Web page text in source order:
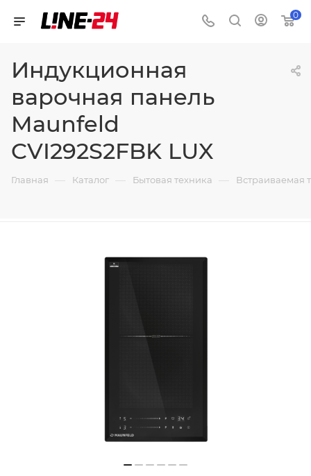
0
Индукционная
варочная панель
Maunfeld
CVI292S2FBK LUX
Главная — Каталог — Бытовая техника — Встраиваемая